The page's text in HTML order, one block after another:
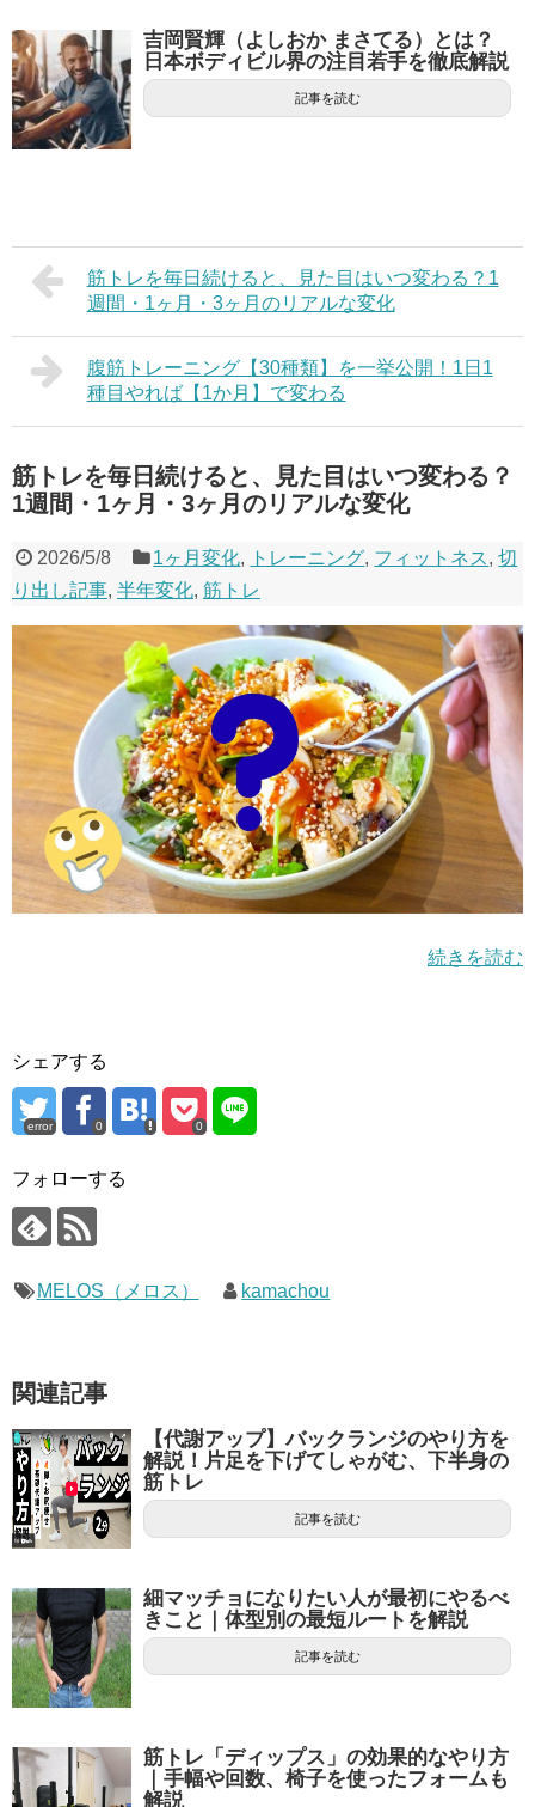
吉岡賢輝（よしおか まさてる）とは？
日本ボディビル界の注目若手を徹底解説
記事を読む
筋トレを毎日続けると、見た目はいつ変わる？1
週間・1ヶ月・3ヶ月のリアルな変化
腹筋トレーニング【30種類】を一挙公開！1日1
種目やれば【1か月】で変わる
筋トレを毎日続けると、見た目はいつ変わる？
1週間・1ヶ月・3ヶ月のリアルな変化
2026/5/8 1ヶ月変化, トレーニング, フィットネス,切
り出し記事, 半年変化, 筋トレ
続きを読む
シェアする
error 0 0
フォローする
MELOS（メロス） kamachou
関連記事
【代謝アップ】バックランジのやり方を
解説！片足を下げてしゃがむ、下半身の
筋トレ
記事を読む
細マッチョになりたい人が最初にやるべ
きこと｜体型別の最短ルートを解説
記事を読む
筋トレ「ディップス」の効果的なやり方
｜手幅や回数、椅子を使ったフォームも
解説